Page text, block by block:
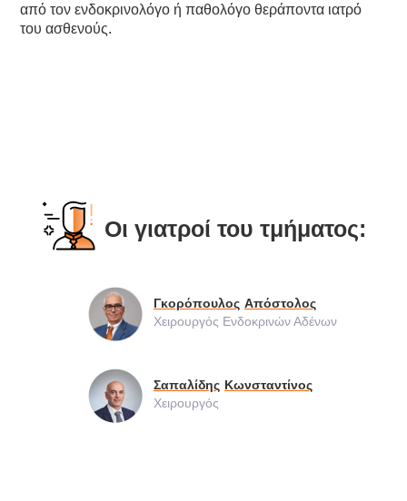
από τον ενδοκρινολόγο ή παθολόγο θεράποντα ιατρό
του ασθενούς.
Οι γιατροί του τμήματος:
Γκορόπουλος Απόστολος
Χειρουργός Ενδοκρινών Αδένων
Σαπαλίδης Κωνσταντίνος
Χειρουργός